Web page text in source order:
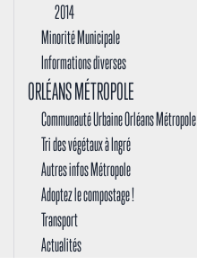
2014
Minorité Municipale
Informations diverses
ORLÉANS MÉTROPOLE
Communauté Urbaine Orléans Métropole
Tri des végétaux à Ingré
Autres infos Métropole
Adoptez le compostage !
Transport
Actualités